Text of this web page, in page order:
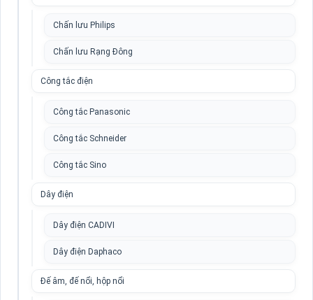
Chấn lưu Philips
Chấn lưu Rạng Đông
Công tắc điện
Công tắc Panasonic
Công tắc Schneider
Công tắc Sino
Dây điện
Dây điện CADIVI
Dây điện Daphaco
Đế âm, đế nổi, hộp nổi